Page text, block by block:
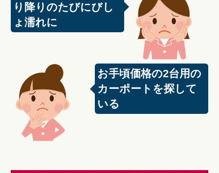
り降りのたびにびし
ょ濡れに
お手頃価格の2台用の
カーポートを探して
いる